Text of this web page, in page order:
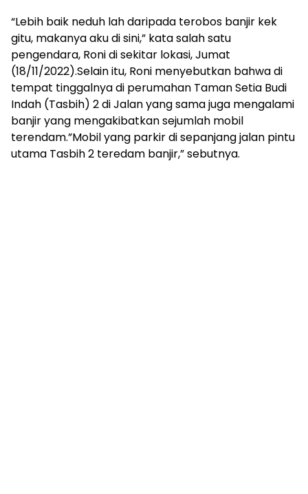
“Lebih baik neduh lah daripada terobos banjir kek
gitu, makanya aku di sini,” kata salah satu
pengendara, Roni di sekitar lokasi, Jumat
(18/11/2022).Selain itu, Roni menyebutkan bahwa di
tempat tinggalnya di perumahan Taman Setia Budi
Indah (Tasbih) 2 di Jalan yang sama juga mengalami
banjir yang mengakibatkan sejumlah mobil
terendam.”Mobil yang parkir di sepanjang jalan pintu
utama Tasbih 2 teredam banjir,” sebutnya.